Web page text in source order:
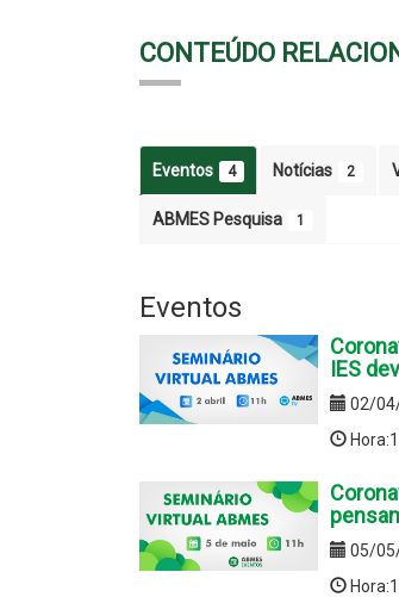
CONTEÚDO
Eventos 4 Notícias 2
ABMES Pesquisa 1
Eventos
IES
02/
05/